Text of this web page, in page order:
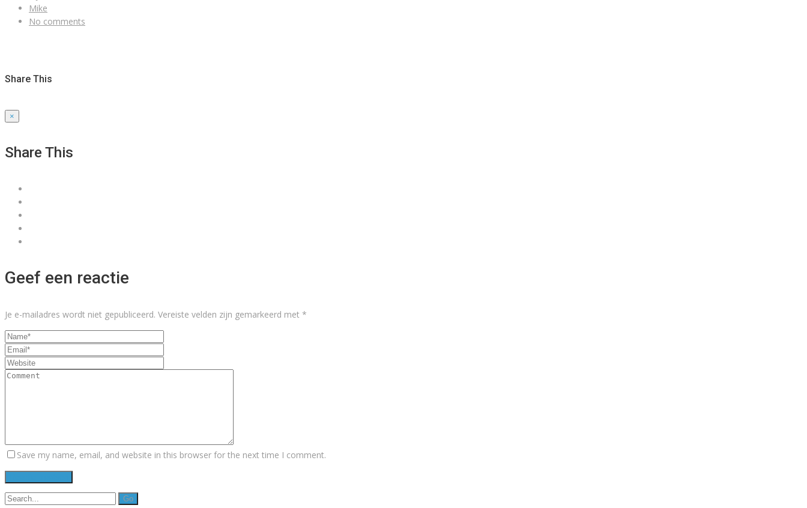
Mike
No comments
Share This
×
Share This
Geef een reactie
Je e-mailadres wordt niet gepubliceerd. Vereiste velden zijn gemarkeerd met *
Save my name, email, and website in this browser for the next time I comment.
Search